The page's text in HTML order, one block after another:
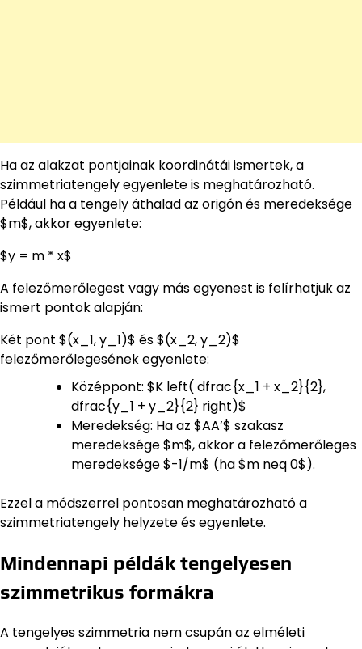
Ha az alakzat pontjainak koordinátái ismertek, a
szimmetriatengely egyenlete is meghatározható.
Például ha a tengely áthalad az origón és meredeksége
$m$, akkor egyenlete:
$y = m * x$
A felezőmerőlegest vagy más egyenest is felírhatjuk az
ismert pontok alapján:
Két pont $(x_1, y_1)$ és $(x_2, y_2)$
felezőmerőlegesének egyenlete:
Középpont: $K left( dfrac{x_1 + x_2}{2},
dfrac{y_1 + y_2}{2} right)$
Meredekség: Ha az $AA’$ szakasz
meredeksége $m$, akkor a felezőmerőleges
meredeksége $-1/m$ (ha $m neq 0$).
Ezzel a módszerrel pontosan meghatározható a
szimmetriatengely helyzete és egyenlete.
Mindennapi példák tengelyesen
szimmetrikus formákra
A tengelyes szimmetria nem csupán az elméleti